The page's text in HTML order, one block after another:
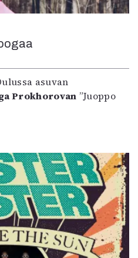
asuvan
Prokhorovan ”Juoppo